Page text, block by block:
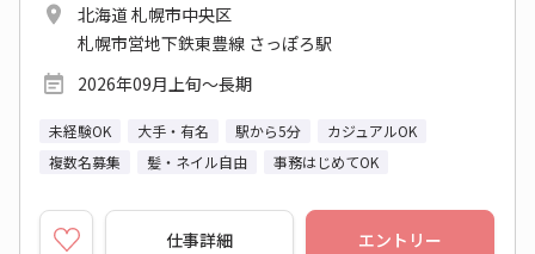
北海道 札幌市中央区
札幌市営地下鉄東豊線 さっぽろ駅
2026年09月上旬～長期
未経験OK 大手・有名 駅から5分
カジュアルOK
複数名募集
髪・ネイル自由 事務はじめてOK
仕事詳細 エントリー